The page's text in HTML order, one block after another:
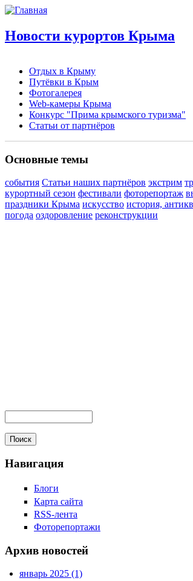
Новости курортов Крыма
Отдых в Крыму
Путёвки в Крым
Фотогалерея
Web-камеры Крыма
Конкурс "Прима крымского туризма"
Статьи от партнёров
Основные темы
события Статьи наших партнёров экстрим
курортный сезон фестивали фоторепортаж
праздники Крыма искусство история,
погода оздоровление реконструкции
Навигация
Блоги
Карта сайта
RSS-лента
Фоторепортажи
Архив новостей
январь 2025 (1)